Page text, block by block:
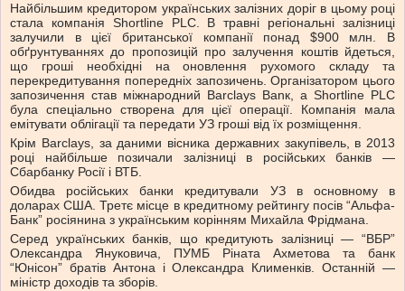
Найбільшим кредитором українських залізних доріг в цьому році
стала компанія Shortline PLС. В травні регіональні залізниці
залучили в цієї британської компанії понад $900 млн. В
обґрунтуваннях до пропозицій про залучення коштів йдеться,
що гроші необхідні на оновлення рухомого складу та
перекредитування попередніх запозичень. Організатором цього
запозичення став міжнародний Barclays Banк, а Shortline PLC
була спеціально створена для цієї операції. Компанія мала
емітувати облігації та передати УЗ гроші від їх розміщення.
Крім Barclays, за даними вісника державних закупівель, в 2013
році найбільше позичали залізниці в російських банків —
Сбарбанку Росії і ВТБ.
Обидва російських банки кредитували УЗ в основному в
доларах США. Третє місце в кредитному рейтингу посів “Альфа-
Банк” росіянина з українським корінням Михайла Фрідмана.
Серед українських банків, що кредитують залізниці — “ВБР”
Олександра Януковича, ПУМБ Ріната Ахметова та банк
“Юнісон” братів Антона і Олександра Клименків. Останній —
міністр доходів та зборів.